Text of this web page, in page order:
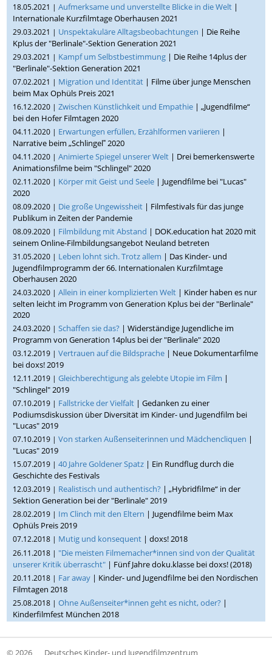
18.05.2021 |Aufmerksame und unverstellte Blicke in die Welt |
Internationale Kurzfilmtage Oberhausen 2021
29.03.2021 | Unspektakuläre Alltagsbeobachtungen | Die Reihe
Kplus der "Berlinale"-Sektion Generation 2021
29.03.2021 | Kampf um Selbstbestimmung | Die Reihe 14plus der
"Berlinale"-Sektion Generation 2021
07.02.2021 | Migration und Identität | Filme über junge Menschen
beim Max Ophüls Preis 2021
16.12.2020 |Zwischen Künstlichkeit und Empathie | „Jugendfilme“
bei den Hofer Filmtagen 2020
04.11.2020 | Erwartungen erfüllen, Erzählformen variieren |
Narrative beim „Schlingel‟ 2020
04.11.2020 |Animierte Spiegel unserer Welt | Drei bemerkenswerte
Animationsfilme beim "Schlingel" 2020
02.11.2020 | Körper mit Geist und Seele | Jugendfilme bei "Lucas"
2020
08.09.2020 | Die große Ungewissheit | Filmfestivals für das junge
Publikum in Zeiten der Pandemie
08.09.2020 | Filmbildung mit Abstand | DOK.education hat 2020 mit
seinem Online-Filmbildungsangebot Neuland betreten
31.05.2020 | Leben lohnt sich. Trotz allem | Das Kinder- und
Jugendfilmprogramm der 66. Internationalen Kurzfilmtage
Oberhausen 2020
24.03.2020 |Allein in einer komplizierten Welt | Kinder haben es nur
selten leicht im Programm von Generation Kplus bei der "Berlinale"
2020
24.03.2020 |Schaffen sie das? | Widerständige Jugendliche im
Programm von Generation 14plus bei der "Berlinale" 2020
03.12.2019 |Vertrauen auf die Bildsprache | Neue Dokumentarfilme
bei doxs! 2019
12.11.2019 |Gleichberechtigung als gelebte Utopie im Film |
"Schlingel" 2019
07.10.2019 | Fallstricke der Vielfalt | Gedanken zu einer
Podiumsdiskussion über Diversität im Kinder- und Jugendfilm bei
"Lucas" 2019
07.10.2019 |Von starken Außenseiterinnen und Mädchencliquen |
"Lucas" 2019
15.07.2019 |40 Jahre Goldener Spatz | Ein Rundflug durch die
Geschichte des Festivals
12.03.2019 | Realistisch und authentisch? | „Hybridfilme“ in der
Sektion Generation bei der "Berlinale" 2019
28.02.2019 | Im Clinch mit den Eltern | Jugendfilme beim Max
Ophüls Preis 2019
07.12.2018 | Mutig und konsequent | doxs! 2018
26.11.2018 | "Die meisten Filmemacher*innen sind von der Qualität
unserer Kritik überrascht" | Fünf Jahre doku.klasse bei doxs! (2018)
20.11.2018 | Far away | Kinder- und Jugendfilme bei den Nordischen
Filmtagen 2018
25.08.2018 |Ohne Außenseiter*innen geht es nicht, oder? |
Kinderfilmfest München 2018
© 2026 Deutsches Kinder- und Jugendfilmzentrum